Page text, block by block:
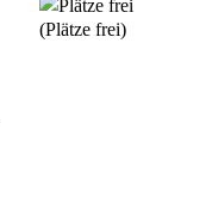
(Plätze frei)